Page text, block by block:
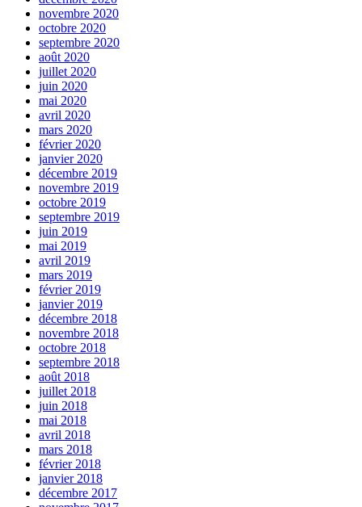
novembre 2020
octobre 2020
septembre 2020
août 2020
juillet 2020
juin 2020
mai 2020
avril 2020
mars 2020
février 2020
janvier 2020
décembre 2019
novembre 2019
octobre 2019
septembre 2019
juin 2019
mai 2019
avril 2019
mars 2019
février 2019
janvier 2019
décembre 2018
novembre 2018
octobre 2018
septembre 2018
août 2018
juillet 2018
juin 2018
mai 2018
avril 2018
mars 2018
février 2018
janvier 2018
décembre 2017